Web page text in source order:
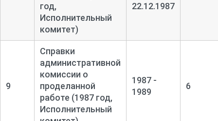
год,
Исполнительный
комитет)
22.12.1987
9
Справки
административной
комиссии о
проделанной
работе (1987 год,
Исполнительный
1987 -
1989
6